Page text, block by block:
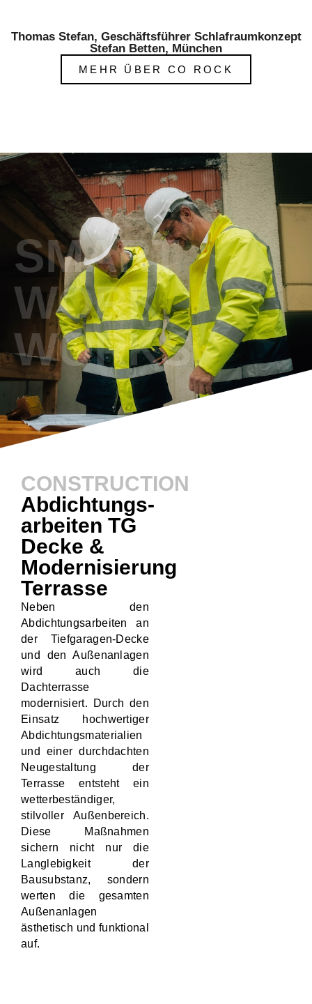
Thomas Stefan, Geschäftsführer Schlafraumkonzept
Stefan Betten, München
MEHR ÜBER CO ROCK
SMART
WORK
WORKS.
CONSTRUCTION
Abdichtungs-
arbeiten TG
Decke &
Modernisierung
Terrasse
Neben den
Abdichtungsarbeiten an
der Tiefgaragen-Decke
und den Außenanlagen
wird auch die
Dachterrasse
modernisiert. Durch den
Einsatz hochwertiger
Abdichtungsmaterialien
und einer durchdachten
Neugestaltung der
Terrasse entsteht ein
wetterbeständiger,
stilvoller Außenbereich.
Diese Maßnahmen
sichern nicht nur die
Langlebigkeit der
Bausubstanz, sondern
werten die gesamten
Außenanlagen
ästhetisch und funktional
auf.